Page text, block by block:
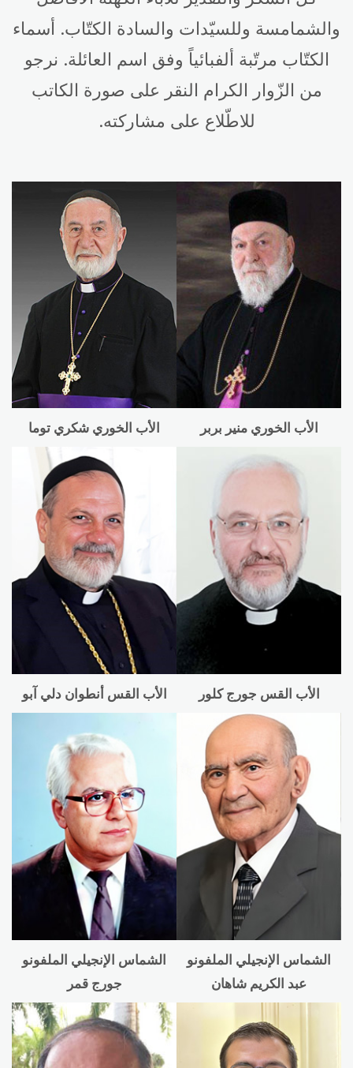
والشمامسة وللسيّدات والسادة الكتّاب. أسماء
الكتّاب مرتّبة ألفبائياً وفق اسم العائلة. نرجو
من الزّوار الكرام النقر على صورة الكاتب
للاطّلاع على مشاركته.
الأب الخوري منير بربر الأب الخوري شكري توما
الأب القس جورج كلور الأب القس أنطوان دلي آبو
الشماس الإنجيلي الملفونو
عبد الكريم شاهان
الشماس الإنجيلي الملفونو
جورج قمر